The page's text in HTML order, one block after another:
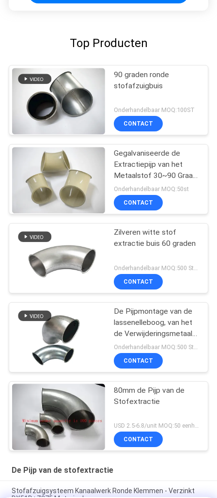
Top Producten
90 graden ronde
stofafzuigbuis
Onderhandelbaar MOQ:100ST
CONTACT
Gegalvaniseerde de
Extractiepijp van het
Metaalstof 30~90 Graad
in Stof Chemische
Architectuur
Onderhandelbaar MOQ:50st
CONTACT
Zilveren witte stof
extractie buis 60 graden
CONTACT
De Pijpmontage van de
lassenelleboog, van het
de Verwijderingsmetaal
van het de Industriestof
de Pijp van de het
Stofinzameling
CONTACT
80mm de Pijp van de
Stofextractie
USD 2.5-6.8/unit MOQ:50 eenheden
CONTACT
De Pijp van de stofextractie
Stofafzuigsysteem Kanaalwerk Ronde Klemmen - Verzinkt